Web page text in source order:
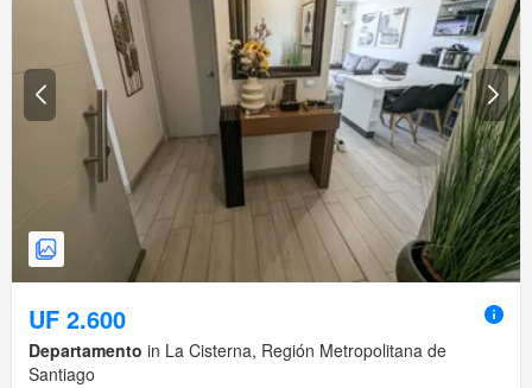
UF 2.600
Departamento in La Cisterna, Región Metropolitana de
Santiago